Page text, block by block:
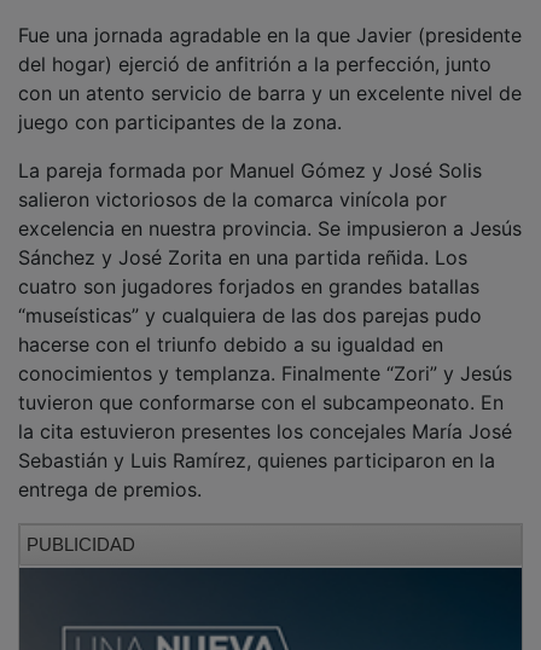
del hogar) ejerció de anfitrión a la perfección, junto
con un atento servicio de barra y un excelente nivel de
juego con participantes de la zona.
salieron victoriosos de la comarca vinícola por
excelencia en nuestra provincia. Se impusieron a Jesús
Sánchez y José Zorita en una partida reñida. Los
cuatro son jugadores forjados en grandes batallas
“museísticas” y cualquiera de las dos parejas pudo
hacerse con el triunfo debido a su igualdad en
conocimientos y templanza. Finalmente “Zori” y Jesús
tuvieron que conformarse con el subcampeonato. En
la cita estuvieron presentes los concejales María José
Sebastián y Luis Ramírez, quienes participaron en la
entrega de premios.